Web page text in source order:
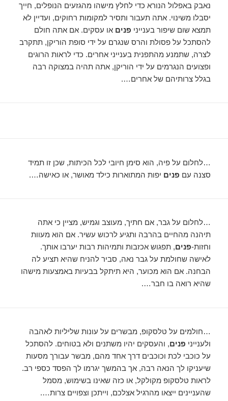
נאבק באפלול הנורא כדי לחלץ מישהו מהגזעים הנופלים, חייך
יסבלו משינוי. אתה תעבור ותסיר למקומות רחוקים, ועדיין לא
תמצא שום שיפור בענייני פנים או עסקים. אם אתה חולם
להסתכל על פסולת והרס שנגרם על ידי סופת הוריקן, תתקרב
לצרה, שתמנע מהתפנית בענייני אחרים. כדי לראות הרוגים
ופצועים הנגרמים על ידי הוריקן, אתה תהיה במצוקה רבה
בגלל צרותיהם של אחרים….
…לחלום על פיה, הוא סימן חיובי לכל הכיתות, שכן זו תמיד
סצנה עם פנים יפות המתוארות כילד מאושר, או כאישה….
…לחלום על גבר, אם חתיך, מעוצב וגמיש, מציין כי אתה
תיהנה מהחיים בהרבה ותגיע לרכוש עשיר. אם הוא מעוות
וחזות-פנים, תפגוש אכזבות ותמיהות רבות יערבו אותך.
לאישה שחולמת על גבר נאה, סביר להניח שהיא תציע לה
הבחנה. אם הוא מכוער, היא תיתקל בבעיות באמצעות מישהו
שהיא רואה בו חבר….
…חולמים על טלסקופ, מבשרים על עונות שליליות לאהבה
ולענייני פנים, והעסקים יהיו משתנים ולא בטוחים. להסתכל
על כוכבי לכת וכוכבים דרך אחד מהם, מבשר עבורך מסעות
שיעניקו לך הנאה רבה, אך בהמשך יגרמו לך הפסד כספי רב.
לראות טלסקופ מקולקל, או כזה שאינו בשימוש, מסמל
שהעניינים ייצאו מהרגיל אצלכם, וייתכן וצפויים צרות….